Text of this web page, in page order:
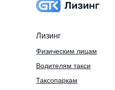
Лизинг
Водителям такси
Физическим лицам
Таксопаркам